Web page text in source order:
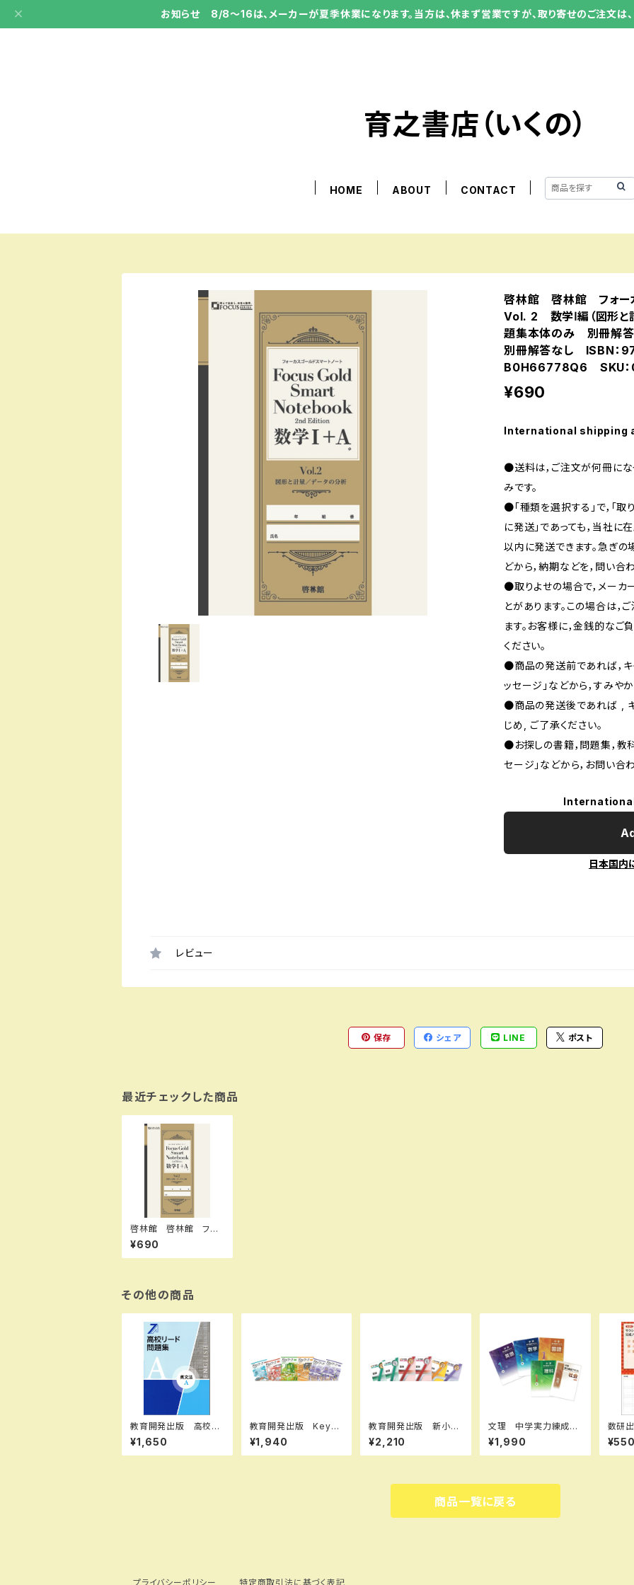
お知らせ 8/8～16は、メーカーが夏季休業になります。当方は、休まず営業ですが、取り寄せのご注文は、
育之書店（いくの）
HOME ABOUT CONTACT
啓林館 啓林館 フォー
Vol. 2 数学Ⅰ編（図形
題集本体のみ 別冊解
別冊解答なし ISBN：
B0H66778Q6 SKU：
¥690
International shipping
●送料は，ご注文が何冊にな
みです。
●「種類を選択する」で，
に発送」であっても，当社に
以内に発送できます。急ぎの
どから，納期などを，問い合
●取りよせの場合で，メーカ
とがあります。この場合は，
ます。お客様に，金銭的なご
ください。
●商品の発送前であれば，キ
ッセージ」などから，すみやか
●商品の発送後であれば ,
じめ, ご了承ください｡
●お探しの書籍，問題集，教
セージ」などから，お問い合
日本国内
レビュー
保存 シェア LINE ポスト
最近チェックした商品
啓林館 啓林館 フォ
ーカスゴールドスマート
ノート 2nd Vol. 2 数
学Ⅰ編（図形と計量／
解答なし 新品 問題
集本体のみ 別冊解答
なし ISBN：978440
2252601 ISBN-10：
B0H66778Q6 SK
U：004021116
¥690
その他の商品
教育開発出版 高校リ
ード問題集 英文法 A
，英文法 B 2026年度
版 各科目（選択くださ
¥1,650
教育開発出版 Keyワ
ーク（キーワーク） 数
学 中1～3（ご選択くだ
さい） 2026年度版
¥1,940
教育開発出版 新小学
問題集 中学入試編
国語 Ⅰ，Ⅱ，Ⅲ 202
6年度版 各学年（選択
¥2,210
文理 中学実力練成テ
キスト 国・数・理・社・
英 2026年度版 新
品完全セット
¥1,990
数研出版 新課程
ード
図形
題集
¥550
商品一覧に戻る
プライバシーポリシー 特定商取引法に基づく表記